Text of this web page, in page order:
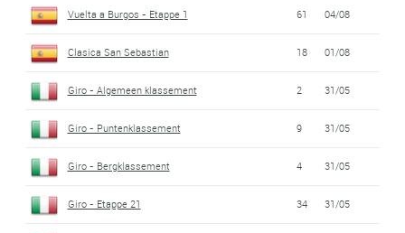
Vuelta a Burgos - Etappe 1 61 04/08
Clasica San Sebastian 18 01/08
Giro - Algemeen klassement 2 31/05
Giro - Puntenklassement 9 31/05
Giro - Bergklassement 4 31/05
Giro - Etappe 21 34 31/05